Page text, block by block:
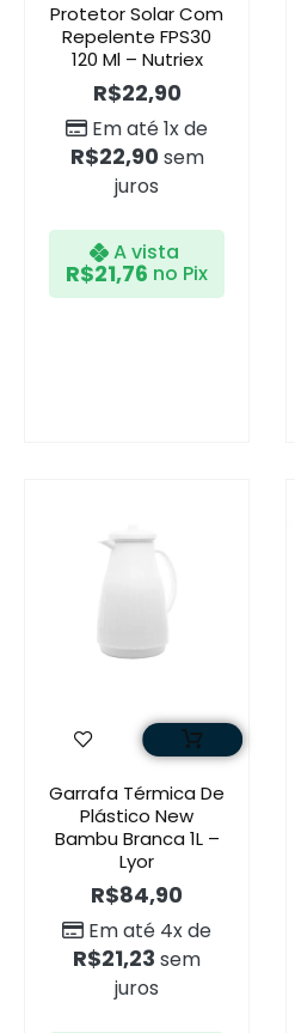
Protetor Solar Com
Repelente FPS30
120 Ml – Nutriex
R$22,90
Em até 1x de
R$22,90 sem
juros
A vista
R$21,76 no Pix
Garrafa Térmica De
Plástico New
Bambu Branca 1L –
Lyor
R$84,90
Em até 4x de
R$21,23 sem
juros